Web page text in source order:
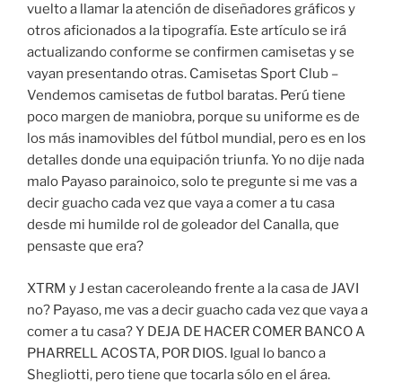
vuelto a llamar la atención de diseñadores gráficos y
otros aficionados a la tipografía. Este artículo se irá
actualizando conforme se confirmen camisetas y se
vayan presentando otras. Camisetas Sport Club –
Vendemos camisetas de futbol baratas. Perú tiene
poco margen de maniobra, porque su uniforme es de
los más inamovibles del fútbol mundial, pero es en los
detalles donde una equipación triunfa. Yo no dije nada
malo Payaso parainoico, solo te pregunte si me vas a
decir guacho cada vez que vaya a comer a tu casa
desde mi humilde rol de goleador del Canalla, que
pensaste que era?
XTRM y J estan caceroleando frente a la casa de JAVI
no? Payaso, me vas a decir guacho cada vez que vaya a
comer a tu casa? Y DEJA DE HACER COMER BANCO A
PHARRELL ACOSTA, POR DIOS. Igual lo banco a
Shegliotti, pero tiene que tocarla sólo en el área.